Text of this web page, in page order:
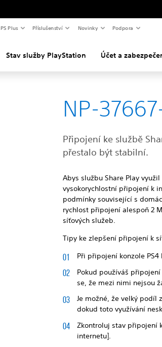
PS Plus Příslušenství Novinky Podpora
Stav služby PlayStation Účet a
NP-
Připojení ke službě
přestalo být stabilní.
Abys službu Share Play
vysokorychlostní připojení k
podmínky související s
rychlost připojení alespoň 2
síťových služeb.
Tipy ke zlepšení připojení k
Při připojení konzole
Pokud používáš
se, že mezi nimi nejsou
Je možné, že velký podíl
dokud toto využívání
Zkontroluj stav připojení
internetu].